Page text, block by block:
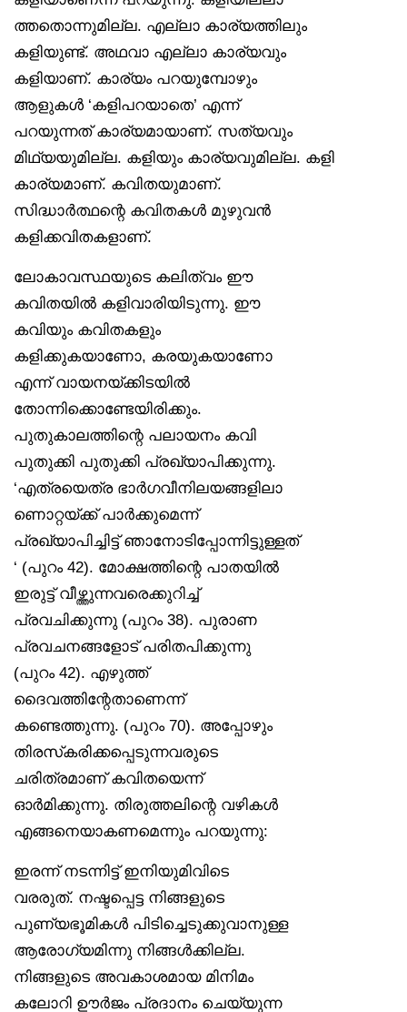
ത്തതൊന്നുമില്ല. എല്ലാ കാര്യത്തിലും
കളിയുണ്ട്. അഥവാ എല്ലാ കാര്യവും
കളിയാണ്. കാര്യം പറയുമ്പോഴും
ആളുകൾ ‘കളിപറയാതെ’ എന്ന്
പറയുന്നത് കാര്യമായാണ്. സത്യവും
മിഥ്യയുമില്ല. കളിയും കാര്യവുമില്ല. കളി
കാര്യമാണ്. കവിതയുമാണ്.
സിദ്ധാർത്ഥന്റെ കവിതകൾ മുഴുവൻ
കളിക്കവിതകളാണ്.
ലോകാവസ്ഥയുടെ കലിത്വം ഈ
കവിതയിൽ കളിവാരിയിടുന്നു. ഈ
കവിയും കവിതകളും
കളിക്കുകയാണോ, കരയുകയാണോ
എന്ന് വായനയ്ക്കിടയിൽ
തോന്നിക്കൊണ്ടേയിരിക്കും.
പുതുകാലത്തിന്റെ പലായനം കവി
പുതുക്കി പുതുക്കി പ്രഖ്യാപിക്കുന്നു.
‘എത്രയെത്ര ഭാർഗവീനിലയങ്ങളിലാ
ണൊറ്റയ്ക്ക് പാർക്കുമെന്ന്
പ്രഖ്യാപിച്ചിട്ട് ഞാനോടിപ്പോന്നിട്ടുള്ളത്
‘ (പുറം 42). മോക്ഷത്തിന്റെ പാതയിൽ
ഇരുട്ട് വീഴ്ത്തുന്നവരെക്കുറിച്ച്
പ്രവചിക്കുന്നു (പുറം 38). പുരാണ
പ്രവചനങ്ങളോട് പരിതപിക്കുന്നു
(പുറം 42). എഴുത്ത്
ദൈവത്തിന്റേതാണെന്ന്
കണ്ടെത്തുന്നു. (പുറം 70). അപ്പോഴും
തിരസ്‌കരിക്കപ്പെടുന്നവരുടെ
ചരിത്രമാണ് കവിതയെന്ന്
ഓർമിക്കുന്നു. തിരുത്തലിന്റെ വഴികൾ
എങ്ങനെയാകണമെന്നും പറയുന്നു:
ഇരന്ന് നടന്നിട്ട് ഇനിയുമിവിടെ
വരരുത്. നഷ്ടപ്പെട്ട നിങ്ങളുടെ
പുണ്യഭൂമികൾ പിടിച്ചെടുക്കുവാനുള്ള
ആരോഗ്യമിന്നു നിങ്ങൾക്കില്ല.
നിങ്ങളുടെ അവകാശമായ മിനിമം
കലോറി ഊർജം പ്രദാനം ചെയ്യുന്ന